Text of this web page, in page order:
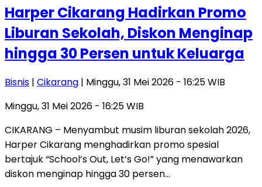
Harper Cikarang Hadirkan Promo
Liburan Sekolah, Diskon Menginap
hingga 30 Persen untuk Keluarga
Bisnis | Cikarang | Minggu, 31 Mei 2026 - 16:25 WIB
Minggu, 31 Mei 2026 - 16:25 WIB
CIKARANG – Menyambut musim liburan sekolah 2026,
Harper Cikarang menghadirkan promo spesial
bertajuk “School’s Out, Let’s Go!” yang menawarkan
diskon menginap hingga 30 persen…